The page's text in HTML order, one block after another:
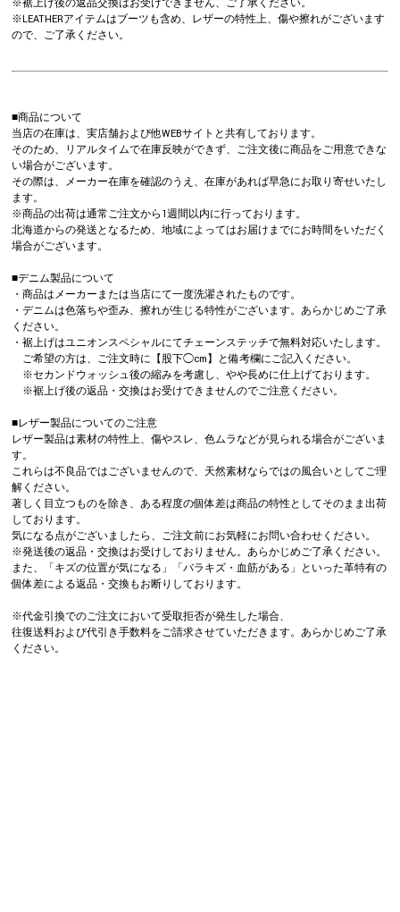
※裾上げ後の返品交換はお受けできません、ご了承ください。
※LEATHERアイテムはブーツも含め、レザーの特性上、傷や擦れがございます
ので、ご了承ください。
■商品について
当店の在庫は、実店舗および他WEBサイトと共有しております。
そのため、リアルタイムで在庫反映ができず、ご注文後に商品をご用意できな
い場合がございます。
その際は、メーカー在庫を確認のうえ、在庫があれば早急にお取り寄せいたし
ます。
※商品の出荷は通常ご注文から1週間以内に行っております。
北海道からの発送となるため、地域によってはお届けまでにお時間をいただく
場合がございます。
■デニム製品について
・商品はメーカーまたは当店にて一度洗濯されたものです。
・デニムは色落ちや歪み、擦れが生じる特性がございます。あらかじめご了承
ください。
・裾上げはユニオンスペシャルにてチェーンステッチで無料対応いたします。
ご希望の方は、ご注文時に【股下◯cm】と備考欄にご記入ください。
※セカンドウォッシュ後の縮みを考慮し、やや長めに仕上げております。
※裾上げ後の返品・交換はお受けできませんのでご注意ください。
■レザー製品についてのご注意
レザー製品は素材の特性上、傷やスレ、色ムラなどが見られる場合がございま
す。
これらは不良品ではございませんので、天然素材ならではの風合いとしてご理
解ください。
著しく目立つものを除き、ある程度の個体差は商品の特性としてそのまま出荷
しております。
気になる点がございましたら、ご注文前にお気軽にお問い合わせください。
※発送後の返品・交換はお受けしておりません。あらかじめご了承ください。
また、「キズの位置が気になる」「バラキズ・血筋がある」といった革特有の
個体差による返品・交換もお断りしております。
※代金引換でのご注文において受取拒否が発生した場合、
往復送料および代引き手数料をご請求させていただきます。あらかじめご了承
ください。